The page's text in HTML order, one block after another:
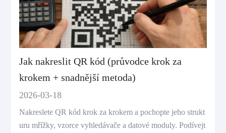
Jak nakreslit QR kód (průvodce krok za
krokem + snadnější metoda)
2026-03-18
Nakreslete QR kód krok za krokem a pochopte jeho strukt
uru mřížky, vzorce vyhledávače a datové moduly. Podívejt